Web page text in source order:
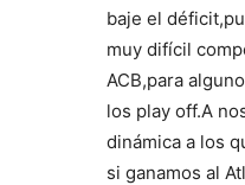
baje el
muy difícil
ACB,para
los play off.A
dinámica a los
si ganamos al